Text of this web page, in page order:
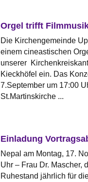
Orgel trifft
Die Kirchengemeinde
einem cineastischen
unserer
Kieckhöfel ein. Das
7.September um 17:00
St.Martinskirche ...
Einladung
Nepal am Montag, 17.
Uhr – Frau Dr. Mascher,
Ruhestand jährlich für